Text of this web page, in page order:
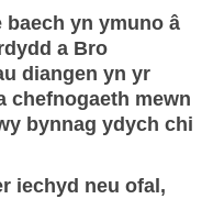
yn ymuno â
a Bro
diangen yn yr
chefnogaeth mewn
bynnag ydych chi
iechyd neu ofal,